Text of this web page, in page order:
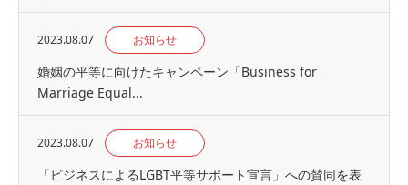
2023.08.07 お知らせ
婚姻の平等に向けたキャンペーン「Business for
Marriage Equal...
2023.08.07 お知らせ
「ビジネスによるLGBT平等サポート宣言」への賛同を表